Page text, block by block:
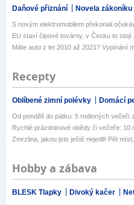
Daňové přiznání Novela zákoníku
S novým elektromobilem překonali
EU staví čipové továrny, v Česku to
Máte auto z let 2010 až 2021? Vypínání
Recepty
Oblíbené zimní polévky Domácí
Od pondělí do pátku: 5 rodinných večeří
Rychlé prázdninové obědy či večeře: 10
Zmrzlina, jakou jste ještě nejedli! Pět
Hobby a zábava
BLESK Tlapky Divoký kačer